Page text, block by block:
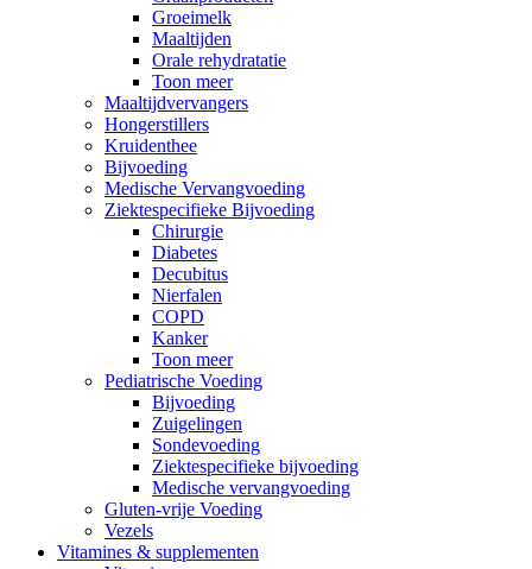
Groeimelk
Maaltijden
Orale rehydratatie
Toon meer
Maaltijdvervangers
Hongerstillers
Kruidenthee
Bijvoeding
Medische Vervangvoeding
Ziektespecifieke Bijvoeding
Chirurgie
Diabetes
Decubitus
Nierfalen
COPD
Kanker
Toon meer
Pediatrische Voeding
Bijvoeding
Zuigelingen
Sondevoeding
Ziektespecifieke bijvoeding
Medische vervangvoeding
Gluten-vrije Voeding
Vezels
Vitamines & supplementen